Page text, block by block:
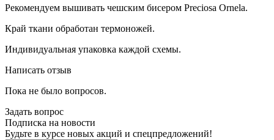
Рекомендуем вышивать чешским бисером Preciosa Ornela.
Край ткани обработан термоножей.
Индивидуальная упаковка каждой схемы.
Написать отзыв
Пока не было вопросов.
Задать вопрос
Подписка на новости
Будьте в курсе новых акций и спецпредложений!